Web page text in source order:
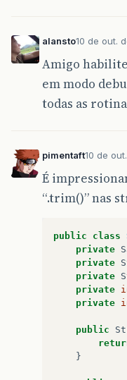
alansto10 de out.
Amigo
em modo
todas as
pimentaft10 de
É
“.trim()” nas
public class
private
private
private
private
private
public
}